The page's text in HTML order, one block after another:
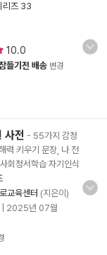
리즈 33
10.0
들기전 배송 변경
사전 - 55가지 감정
력 키우기 문장, 나 전
회정서학습 자기인식
교육센터 (지은이)
2025년 07월